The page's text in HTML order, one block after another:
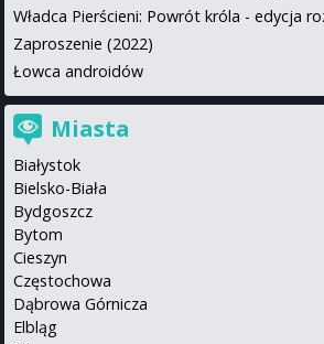
Władca Pierścieni: Powrót króla - edycja
Zaproszenie (2022)
Łowca androidów
Miasta
Białystok
Bielsko-Biała
Bydgoszcz
Bytom
Cieszyn
Częstochowa
Dąbrowa Górnicza
Elbląg